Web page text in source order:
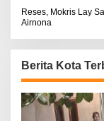
Reses, Mokris Lay
Airnona
Berita Kota